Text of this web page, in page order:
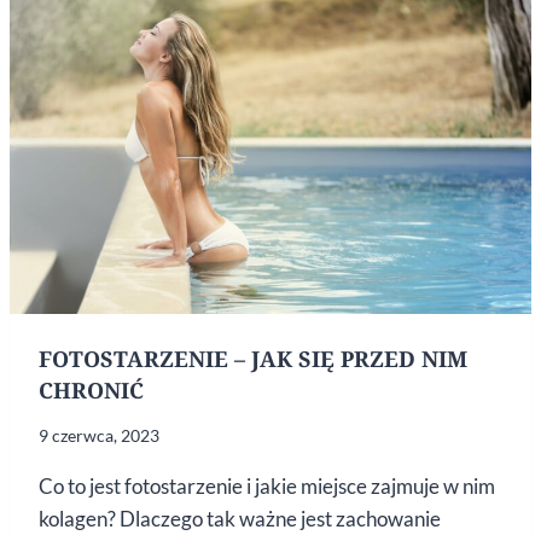
FOTOSTARZENIE – JAK SIĘ PRZED NIM
CHRONIĆ
9 czerwca, 2023
Co to jest fotostarzenie i jakie miejsce zajmuje w nim
kolagen? Dlaczego tak ważne jest zachowanie